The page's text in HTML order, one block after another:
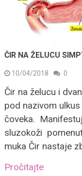
ČIR NA ŽELUCU
10/04/2018 0
Čir na želucu i
pod nazivom
čoveka.
sluzokoži
muka Čir nastaje
Pročitajte